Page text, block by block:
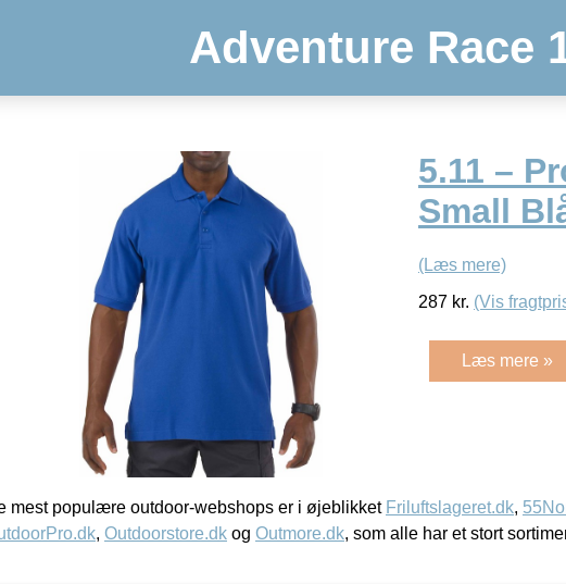
Adventure Race
5.11 –
Small
(Læs mere)
287 kr. (Vis
Læs mere »
mest populære outdoor-webshops er i øjeblikket Friluftslageret.dk,
, Outdoorstore.dk og Outmore.dk, som alle har et stort